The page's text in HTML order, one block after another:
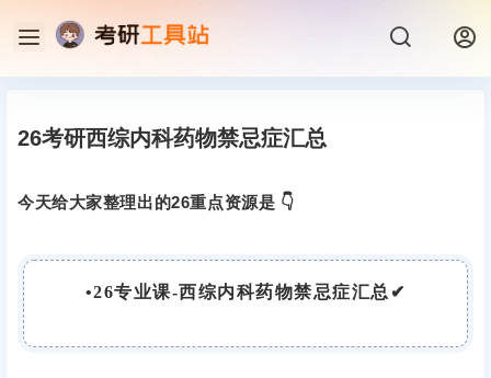
26考研西综内科药物禁忌症汇总
今天给大家整理出的26重点资源是 👇
•26专业课-西综内科药物禁忌症汇总 ✔